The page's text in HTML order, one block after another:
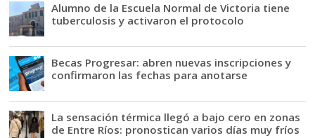
Alumno de la Escuela Normal de Victoria tiene
tuberculosis y activaron el protocolo
Becas Progresar: abren nuevas inscripciones y
confirmaron las fechas para anotarse
La sensación térmica llegó a bajo cero en zonas
de Entre Ríos: pronostican varios días muy fríos